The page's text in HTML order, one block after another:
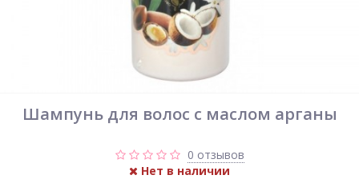
Шампунь для волос с маслом арганы
0 отзывов
Нет в наличии